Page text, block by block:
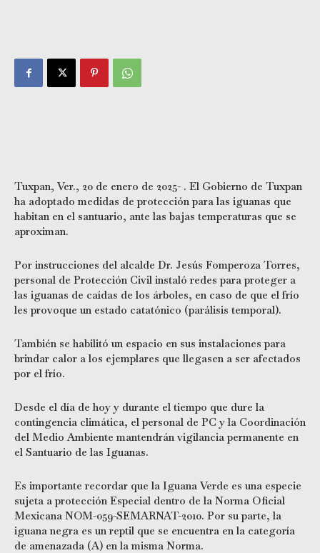
Tuxpan, Ver., 20 de enero de 2025- . El Gobierno de Tuxpan
ha adoptado medidas de protección para las iguanas que
habitan en el santuario, ante las bajas temperaturas que se
aproximan.
Por instrucciones del alcalde Dr. Jesús Fomperoza Torres,
personal de Protección Civil instaló redes para proteger a
las iguanas de caídas de los árboles, en caso de que el frío
les provoque un estado catatónico (parálisis temporal).
También se habilitó un espacio en sus instalaciones para
brindar calor a los ejemplares que llegasen a ser afectados
por el frío.
Desde el día de hoy y durante el tiempo que dure la
contingencia climática, el personal de PC y la Coordinación
del Medio Ambiente mantendrán vigilancia permanente en
el Santuario de las Iguanas.
Es importante recordar que la Iguana Verde es una especie
sujeta a protección Especial dentro de la Norma Oficial
Mexicana NOM-059-SEMARNAT-2010. Por su parte, la
iguana negra es un reptil que se encuentra en la categoría
de amenazada (A) en la misma Norma.